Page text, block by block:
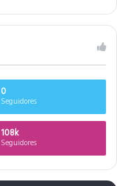
0
Seguidores
108k
Seguidores